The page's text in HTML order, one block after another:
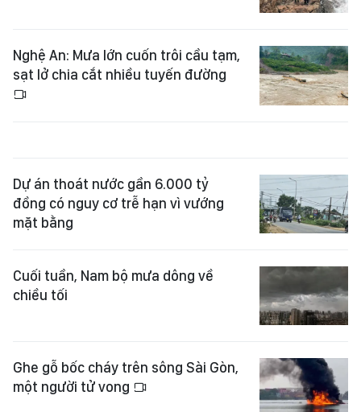
Nghệ An: Mưa lớn cuốn trôi cầu tạm,
sạt lở chia cắt nhiều tuyến đường
Dự án thoát nước gần 6.000 tỷ
đồng có nguy cơ trễ hạn vì vướng
mặt bằng
Cuối tuần, Nam bộ mưa dông về
chiều tối
Ghe gỗ bốc cháy trên sông Sài Gòn,
một người tử vong